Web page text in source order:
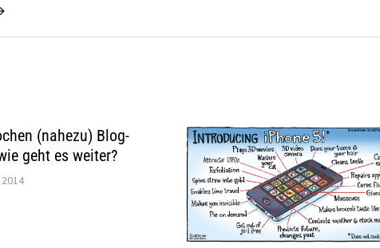
(nahezu) Blog-
geht es weiter?